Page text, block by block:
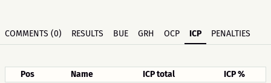
COMMENTS (0) RESULTS BUE GRH OCP ICP PENALTIES
Pos Name ICP total ICP %